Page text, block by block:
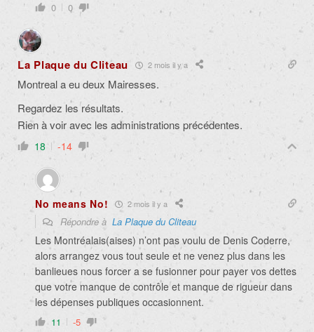
0 0
La Plaque du Cliteau 2 mois il y a
Montreal a eu deux Mairesses.
Regardez les résultats.
Rien à voir avec les administrations précédentes.
18 -14
No means No! 2 mois il y a
Répondre à La Plaque du Cliteau
Les Montréalais(aises) n’ont pas voulu de Denis Coderre,
alors arrangez vous tout seule et ne venez plus dans les
banlieues nous forcer a se fusionner pour payer vos dettes
que votre manque de contrôle et manque de rigueur dans
les dépenses publiques occasionnent.
11 -5